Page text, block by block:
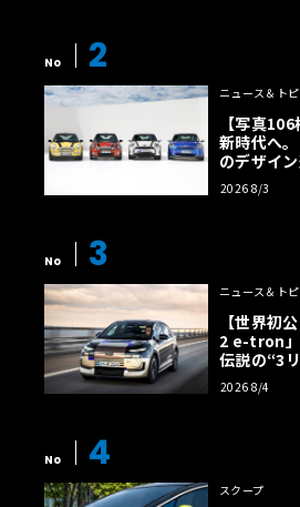
No 2
ニュース＆ト
【写真
新時代へ
のデザイ
2026 8/3
No 3
ニュース＆ト
【世界初
2 e-tron」
伝説の“3
効率エン
【画像38枚
2026 8/4
No 4
スクープ